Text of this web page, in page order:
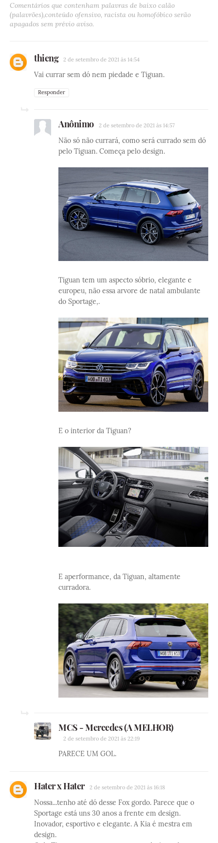
Comentários que contenham palavras de baixo calão
(palavrões),conteúdo ofensivo, racista ou homofóbico serão
apagados sem prévio aviso.
thieng 2 de setembro de 2021 às 14:54
Vai currar sem dó nem piedade e Tiguan.
Responder
Anônimo 2 de setembro de 2021 às 14:57
Não só não currará, como será currado sem dó
pelo Tiguan. Começa pelo design.
Tiguan tem um aspecto sóbrio, elegante e
europeu, não essa arvore de natal ambulante
do Sportage,.
E o interior da Tiguan?
E aperformance, da Tiguan, altamente
curradora.
MCS - Mercedes (A MELHOR)
2 de setembro de 2021 às 22:19
PARECE UM GOL.
Hater x Hater 2 de setembro de 2021 às 16:18
Nossa...tenho até dó desse Fox gordo. Parece que o
Sportage está uns 30 anos a frente em design.
Inovador, esportivo e elegante. A Kia é mestra em
design.